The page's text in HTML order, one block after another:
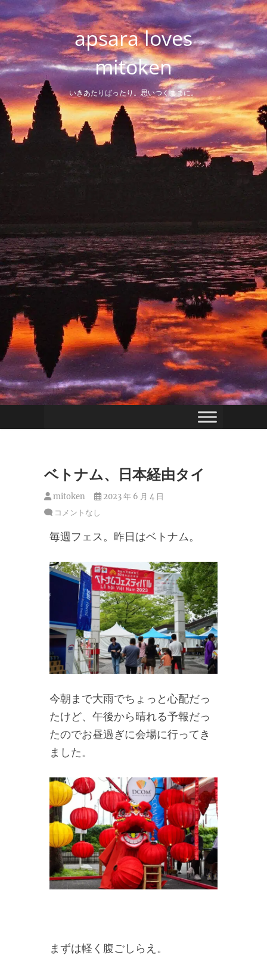
Skip
to
content
apsara loves
mitoken
いきあたりばったり。思いつくままに。
ベトナム、日本経由タイ
mitoken
2023 年 6 月 4 日
コメントなし
毎週フェス。昨日はベトナム。
今朝まで大雨でちょっと心配だっ
たけど、午後から晴れる予報だっ
たのでお昼過ぎに会場に行ってき
ました。
まずは軽く腹ごしらえ。